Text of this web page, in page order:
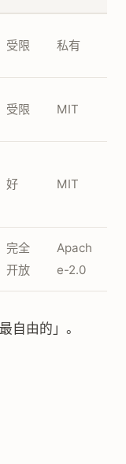
受限 私有
受限 MIT
好 MIT
完全
开放
Apach
e-2.0
自由的」。